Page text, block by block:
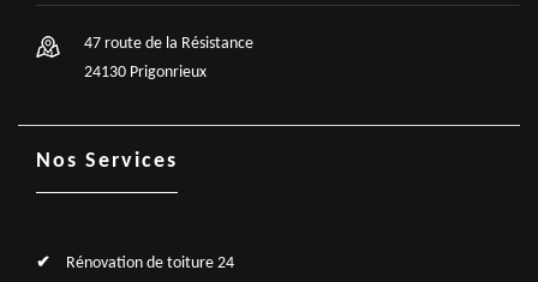
47 route de la Résistance
24130 Prigonrieux
Nos Services
Rénovation de toiture 24